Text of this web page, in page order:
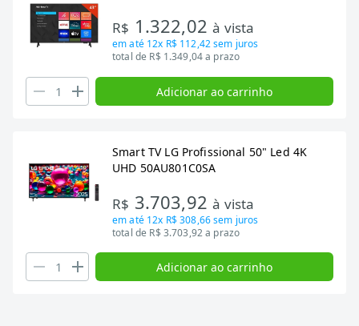
R$ 1.322,02à vista
em até 12x R$ 112,42sem juros
total de R$ 1.349,04 a prazo
Adicionar ao carrinho
Smart TV LG Profissional 50" Led 4K
UHD 50AU801C0SA
R$ 3.703,92à vista
em até 12x R$ 308,66sem juros
total de R$ 3.703,92 a prazo
Adicionar ao carrinho